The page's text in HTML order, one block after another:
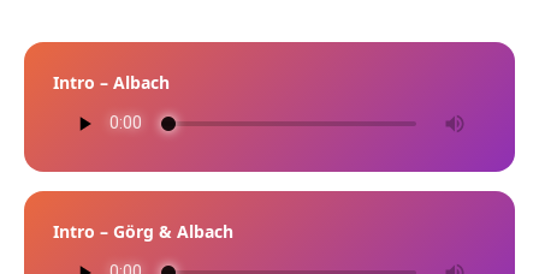
Intro – Albach
Intro – Görg & Albach